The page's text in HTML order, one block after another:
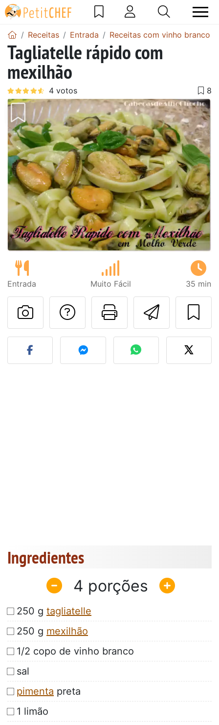
Receitas Entrada Receitas com vinho branco
Tagliatelle rápido com
mexilhão
Entrada Muito Fácil 35 min
Imprima
Falar com o autor
Fez esta receita?
Ingredientes
4
250 g tagliatelle
250 g mexilhão
1/2 copo de vinho branco
sal
pimenta preta
1 limão